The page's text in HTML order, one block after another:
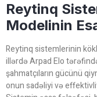
Reytinq
Modelinin
Reytinq sistemlerinin
illərdə Arpad Elo
şahmatçıların gücünü
onun sadəliyi və